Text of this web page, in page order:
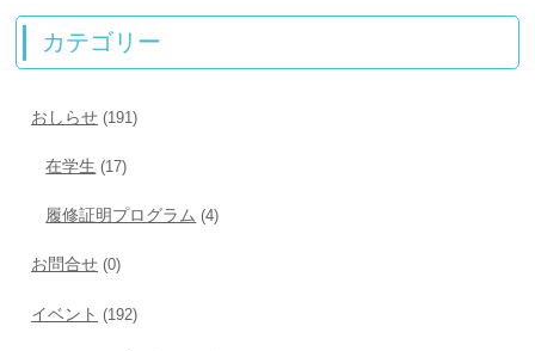
カテゴリー
おしらせ (191)
在学生 (17)
履修証明プログラム (4)
お問合せ (0)
イベント (192)